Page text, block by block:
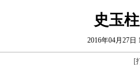
史玉
2016年04月27日
[